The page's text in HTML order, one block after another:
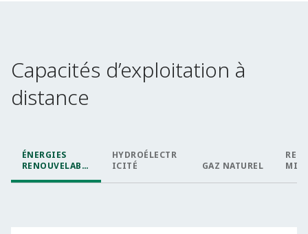
Capacités d’exploitation à
distance
ÉNERGIES
RENOUVELABL
HYDROÉLECTR
ICITÉ
GAZ NATUREL